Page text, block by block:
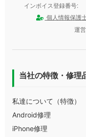
インボイス登録番号:
個人情報保護
運営
当社の特徴・修理
私達について（特徴）
Android修理
iPhone修理